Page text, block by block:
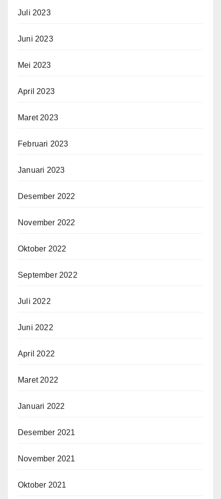
Juli 2023
Juni 2023
Mei 2023
April 2023
Maret 2023
Februari 2023
Januari 2023
Desember 2022
November 2022
Oktober 2022
September 2022
Juli 2022
Juni 2022
April 2022
Maret 2022
Januari 2022
Desember 2021
November 2021
Oktober 2021